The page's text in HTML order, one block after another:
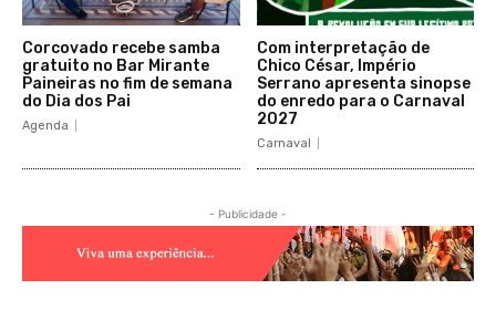
Corcovado recebe samba
gratuito no Bar Mirante
Paineiras no fim de semana
do Dia dos Pai
Agenda
Com interpretação de
Chico César, Império
Serrano apresenta sinopse
do enredo para o Carnaval
2027
Carnaval
- Publicidade -